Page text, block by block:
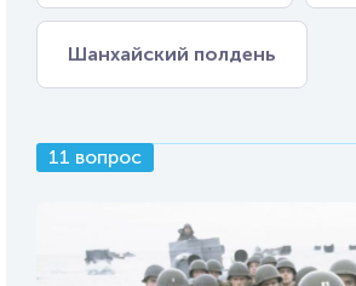
Шанхайский полдень
11 вопрос